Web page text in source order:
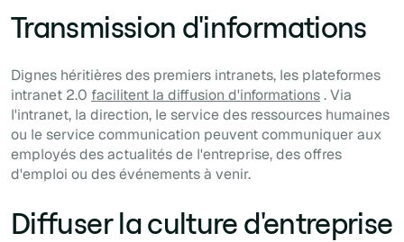
Transmission d'informations
Dignes héritières des premiers intranets, les plateformes
intranet 2.0 facilitent la diffusion d'informations. Via
l'intranet, la direction, le service des ressources humaines
ou le service communication peuvent communiquer aux
employés des actualités de l'entreprise, des offres
d'emploi ou des événements à venir.
Diffuser la culture d'entreprise